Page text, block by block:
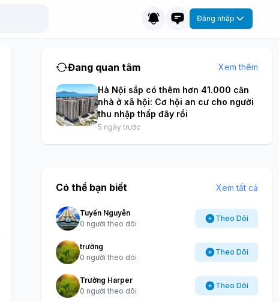
Đăng nhập
Đang quan tâm Xem thêm
Hà Nội sắp có thêm hơn 41.000 căn
nhà ở xã hội: Cơ hội an cư cho người
thu nhập thấp đây rồi
5 ngày trước
Có thể bạn biết Xem tất cả
Tuyến Nguyễn
0 người theo dõi
Theo Dõi
trường
0 người theo dõi
Theo Dõi
Trường Harper
0 người theo dõi
Theo Dõi